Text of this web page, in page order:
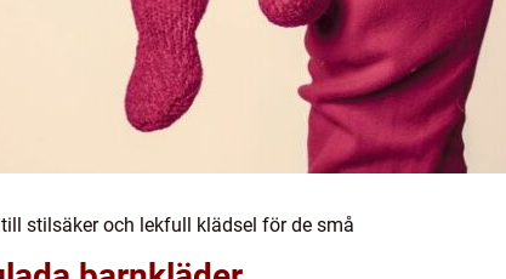
stilsäker och lekfull klädsel för de små